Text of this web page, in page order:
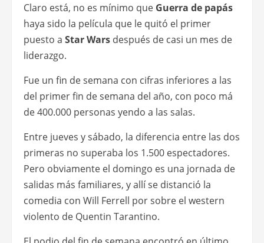
Claro está, no es mínimo que Guerra de papás
haya sido la película que le quitó el primer
puesto a Star Wars después de casi un mes de
liderazgo.
Fue un fin de semana con cifras inferiores a las
del primer fin de semana del año, con poco má
de 400.000 personas yendo a las salas.
Entre jueves y sábado, la diferencia entre las dos
primeras no superaba los 1.500 espectadores.
Pero obviamente el domingo es una jornada de
salidas más familiares, y allí se distanció la
comedia con Will Ferrell por sobre el western
violento de Quentin Tarantino.